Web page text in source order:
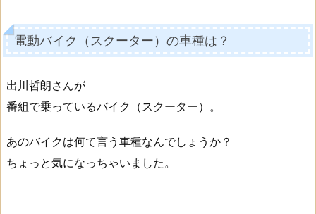
電動バイク（スクーター）の車種は？
出川哲朗さんが
番組で乗っているバイク（スクーター）。
あのバイクは何て言う車種なんでしょうか？
ちょっと気になっちゃいました。